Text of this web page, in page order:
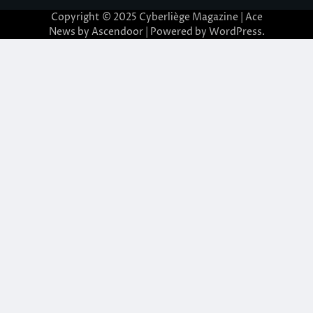
Copyright © 2025 Cyberliège Magazine | Ace
News by Ascendoor| Powered by WordPress.